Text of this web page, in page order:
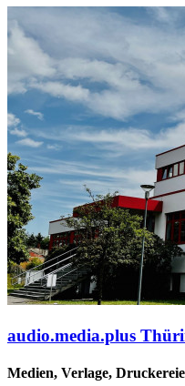
audio.media.plus
Medien, Verlage,